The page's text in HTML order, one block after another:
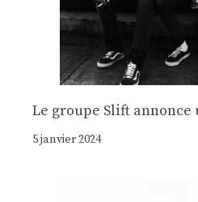
Le groupe Slift annonce
5 janvier 2024